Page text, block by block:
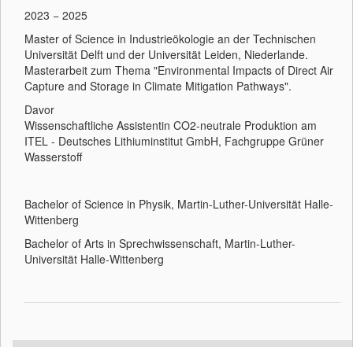
2023 − 2025
Master of Science in Industrieökologie an der Technischen
Universität Delft und der Universität Leiden, Niederlande.
Masterarbeit zum Thema "Environmental Impacts of Direct Air
Capture and Storage in Climate Mitigation Pathways".
Davor
Wissenschaftliche Assistentin CO2-neutrale Produktion am
ITEL - Deutsches Lithiuminstitut GmbH, Fachgruppe Grüner
Wasserstoff
Bachelor of Science in Physik, Martin-Luther-Universität Halle-
Wittenberg
Bachelor of Arts in Sprechwissenschaft, Martin-Luther-
Universität Halle-Wittenberg